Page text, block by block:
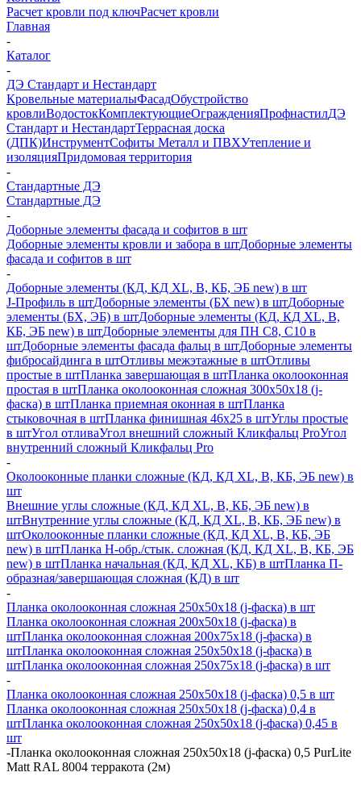
Расчет кровли под ключРасчет кровли
Главная
-
Каталог
-
ДЭ Стандарт и Нестандарт
Кровельные материалыФасадОбустройство
кровлиВодостокКомплектующиеОгражденияПрофнастилДЭ
Стандарт и НестандартТеррасная доска
(ДПК)ИнструментСофиты Металл и ПВХУтепление и
изоляцияПридомовая территория
-
Стандартные ДЭ
Стандартные ДЭ
-
Доборные элементы фасада и софитов в шт
Доборные элементы кровли и забора в штДоборные элементы
фасада и софитов в шт
-
Доборные элементы (КД, КД XL, В, КБ, ЭБ new) в шт
J-Профиль в штДоборные элементы (БХ new) в штДоборные
элементы (БХ, ЭБ) в штДоборные элементы (КД, КД XL, В,
КБ, ЭБ new) в штДоборные элементы для ПН С8, С10 в
штДоборные элементы фасада фальц в штДоборные элементы
фибросайдинга в штОтливы межэтажные в штОтливы
простые в штПланка завершающая в штПланка околооконная
простая в штПланка околооконная сложная 300х50х18 (j-
фаска) в штПланка приемная оконная в штПланка
стыковочная в штПланка финишная 46х25 в штУглы простые
в штУгол отливаУгол внешний сложный Кликфальц ProУгол
внутренний сложный Кликфальц Pro
-
Околооконные планки сложные (КД, КД XL, В, КБ, ЭБ new) в
шт
Внешние углы сложные (КД, КД XL, В, КБ, ЭБ new) в
штВнутренние углы сложные (КД, КД XL, В, КБ, ЭБ new) в
штОколооконные планки сложные (КД, КД XL, В, КБ, ЭБ
new) в штПланка H-обр./стык. сложная (КД, КД XL, В, КБ, ЭБ
new) в штПланка начальная (КД, КД XL, КБ) в штПланка П-
образная/завершающая сложная (КД) в шт
-
Планка околооконная сложная 250х50х18 (j-фаска) в шт
Планка околооконная сложная 200х50х18 (j-фаска) в
штПланка околооконная сложная 200х75х18 (j-фаска) в
штПланка околооконная сложная 250х50х18 (j-фаска) в
штПланка околооконная сложная 250х75х18 (j-фаска) в шт
-
Планка околооконная сложная 250х50х18 (j-фаска) 0,5 в шт
Планка околооконная сложная 250х50х18 (j-фаска) 0,4 в
штПланка околооконная сложная 250х50х18 (j-фаска) 0,45 в
шт
-Планка околооконная сложная 250х50х18 (j-фаска) 0,5 PurLite
Matt RAL 8004 терракота (2м)